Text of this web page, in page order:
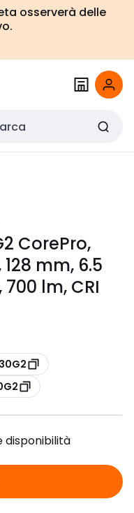
osserverà delle
CorePro,
128 mm, 6.5
700 lm, CRI
disponibilità